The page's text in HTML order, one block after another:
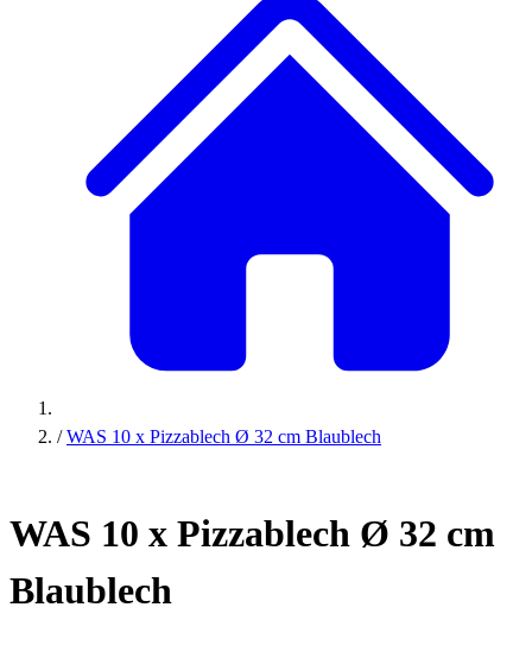
/ WAS 10 x Pizzablech Ø 32 cm Blaublech
WAS 10 x Pizzablech Ø 32 cm
Blaublech